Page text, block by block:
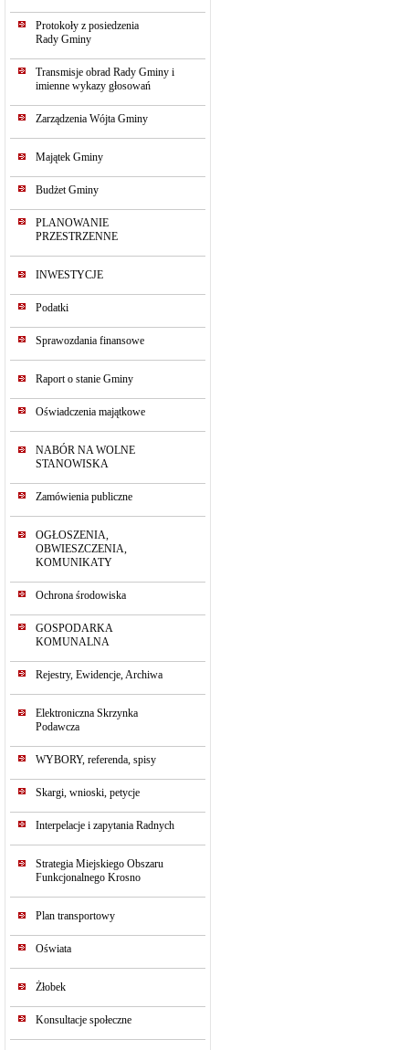
Protokoły z posiedzenia
Rady Gminy
Transmisje obrad Rady Gminy i
imienne wykazy głosowań
Zarządzenia Wójta Gminy
Majątek Gminy
Budżet Gminy
PLANOWANIE
PRZESTRZENNE
INWESTYCJE
Podatki
Sprawozdania finansowe
Raport o stanie Gminy
Oświadczenia majątkowe
NABÓR NA WOLNE
STANOWISKA
Zamówienia publiczne
OGŁOSZENIA,
OBWIESZCZENIA,
KOMUNIKATY
Ochrona środowiska
GOSPODARKA
KOMUNALNA
Rejestry, Ewidencje, Archiwa
Elektroniczna Skrzynka
Podawcza
WYBORY, referenda, spisy
Skargi, wnioski, petycje
Interpelacje i zapytania Radnych
Strategia Miejskiego Obszaru
Funkcjonalnego Krosno
Plan transportowy
Oświata
Żłobek
Konsultacje społeczne